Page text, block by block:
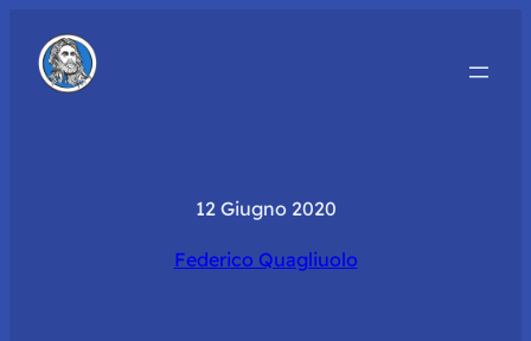
12 Giugno 2020
Federico Quagliuolo